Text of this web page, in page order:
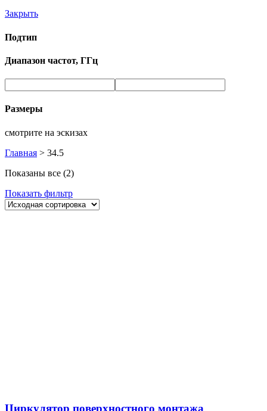
Закрыть
Подтип
Диапазон частот, ГГц
Размеры
смотрите на эскизах
Главная > 34.5
Показаны все (2)
Показать фильтр